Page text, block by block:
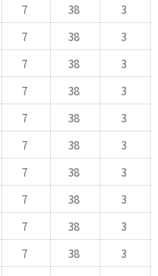
7 38
3
7 38
3
7 38
3
7 38
3
7 38
3
7 38
3
7 38
3
7 38
3
7 38
3
7 38
3